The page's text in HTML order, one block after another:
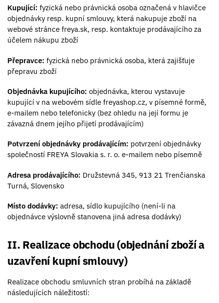
Kupující: fyzická nebo právnická osoba označená v hlavičce
objednávky resp. kupní smlouvy, která nakupuje zboží na
webové stránce freya.sk, resp. kontaktuje prodávajícího za
účelem nákupu zboží
Přepravce: fyzická nebo právnická osoba, která zajišťuje
přepravu zboží
Objednávka kupujícího: objednávka, kterou vystavuje
kupující v na webovém sídle freyashop.cz, v písemné formě,
e-mailem nebo telefonicky (bez ohledu na její formu je
závazná dnem jejího přijetí prodávajícím)
Potvrzení objednávky prodávajícím: potvrzení objednávky
společností FREYA Slovakia s. r. o. e-mailem nebo písemně
Adresa prodávajícího: Družstevná 345, 913 21 Trenčianska
Turná, Slovensko
Místo dodávky: adresa, sídlo kupujícího (není-li na
objednávce výslovně stanovena jiná adresa dodávky)
II. Realizace obchodu (objednání zboží a
uzavření kupní smlouvy)
Realizace obchodu smluvních stran probíhá na základě
následujících náležitostí: